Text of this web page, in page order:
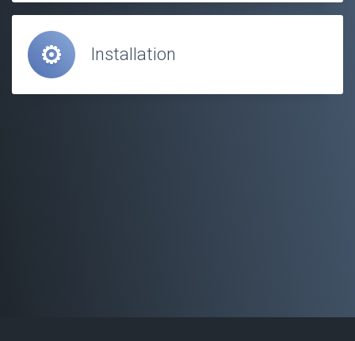
Installation